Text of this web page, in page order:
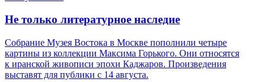
Не только литературное наследие
Собрание Музея Востока в Москве пополнили четыре
картины из коллекции Максима Горького. Они относятся
к иранской живописи эпохи Каджаров. Произведения
выставят для публики с 14 августа.